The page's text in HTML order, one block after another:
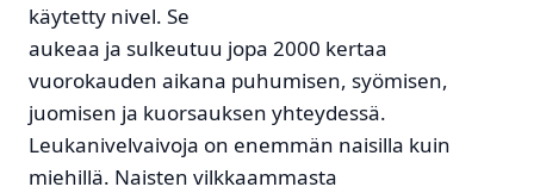
käytetty nivel. Se
aukeaa ja sulkeutuu jopa 2000 kertaa
vuorokauden aikana puhumisen, syömisen,
juomisen ja kuorsauksen yhteydessä.
Leukanivelvaivoja on enemmän naisilla kuin
miehillä. Naisten vilkkaammasta